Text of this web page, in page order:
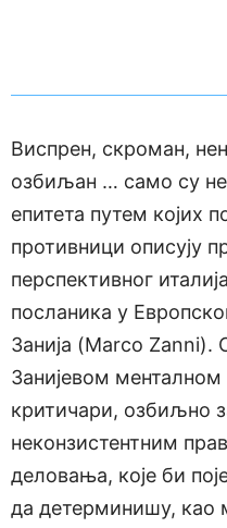
Виспрен, скроман,
озбиљан … само су
епитета путем којих
противници описују
перспективног
посланика у
Занија (Marco Zanni).
Занијевом
критичари, озбиљно
неконзистентним
деловања, које би
да детерминишу, као